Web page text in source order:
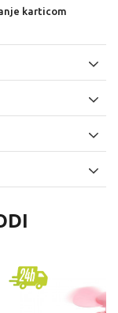
karticom